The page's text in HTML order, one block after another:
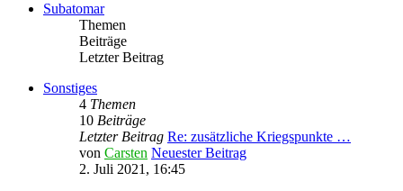
Subatomar
Themen
Beiträge
Letzter Beitrag
Sonstiges
4 Themen
10 Beiträge
Letzter Beitrag Re: zusätzliche Kriegspunkte …
von Carsten Neuester Beitrag
2. Juli 2021, 16:45